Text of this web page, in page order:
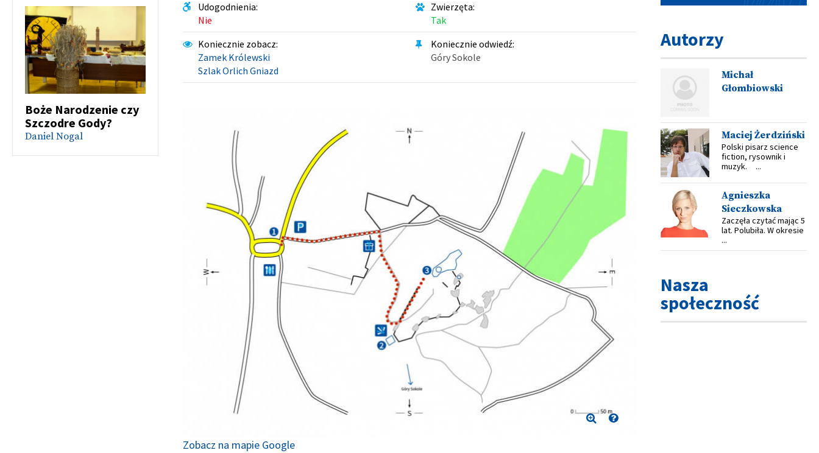
Udogodnienia:
Nie
Zwierzęta:
Tak
Koniecznie zobacz:
Zamek Królewski
Szlak Orlich Gniazd
Koniecznie odwiedź:
Góry Sokole
Zobacz na mapie Google
Boże Narodzenie czy
Szczodre Gody?
Daniel Nogal
Autorzy
Michał
Głombiowski
Maciej Żerdziński
Polski pisarz science
fiction, rysownik i
muzyk. ...
Agnieszka
Sieczkowska
Zaczęła czytać mając 5
lat. Polubiła. W okresie
...
Nasza
społeczność